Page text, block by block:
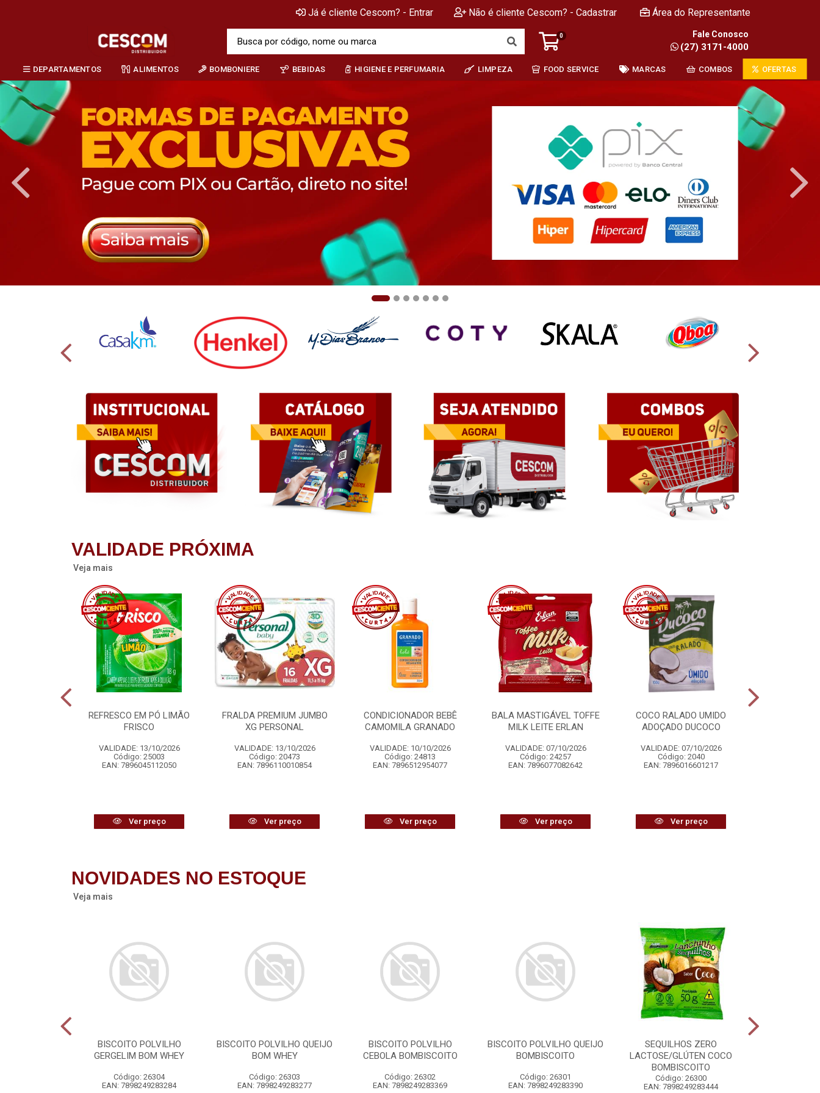
Já é cliente Cescom? - Entrar Não é cliente Cescom? - Cadastrar Área do Representante
0 Fale Conosco
(27) 3171-4000
DEPARTAMENTOS ALIMENTOS BOMBONIERE BEBIDAS HIGIENE E PERFUMARIA LIMPEZA FOOD SERVICE MARCAS COMBOS OFERTAS
VALIDADE PRÓXIMA
Veja mais
REFRESCO EM PÓ LIMÃO
FRISCO
VALIDADE: 13/10/2026
Código: 25003
EAN: 7896045112050
Ver preço
FRALDA PREMIUM JUMBO
XG PERSONAL
VALIDADE: 13/10/2026
Código: 20473
EAN: 7896110010854
Ver preço
CONDICIONADOR BEBÊ
CAMOMILA GRANADO
VALIDADE: 10/10/2026
Código: 24813
EAN: 7896512954077
Ver preço
BALA MASTIGÁVEL TOFFE
MILK LEITE ERLAN
VALIDADE: 07/10/2026
Código: 24257
EAN: 7896077082642
Ver preço
COCO RALADO UMIDO
ADOÇADO DUCOCO
VALIDADE: 07/10/2026
Código: 2040
EAN: 7896016601217
Ver preço
NOVIDADES NO ESTOQUE
Veja mais
BISCOITO POLVILHO
GERGELIM BOM WHEY
Código: 26304
EAN: 7898249283284
BISCOITO POLVILHO QUEIJO
BOM WHEY
Código: 26303
EAN: 7898249283277
BISCOITO POLVILHO
CEBOLA BOMBISCOITO
Código: 26302
EAN: 7898249283369
BISCOITO POLVILHO QUEIJO
BOMBISCOITO
Código: 26301
EAN: 7898249283390
SEQUILHOS ZERO
LACTOSE/GLÚTEN COCO
BOMBISCOITO
Código: 26300
EAN: 7898249283444